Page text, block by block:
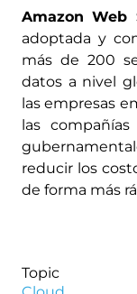
Amazon Web
adoptada y
más de 200
datos a nivel
las empresas
las
reducir los
de forma más
Topic